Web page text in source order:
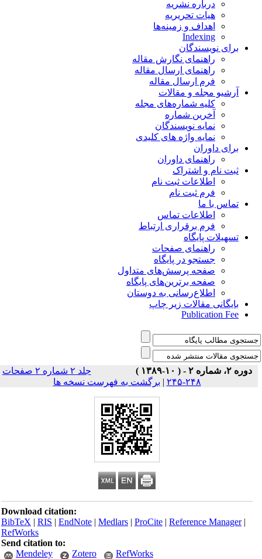
درباره نشریه
هیات تحریریه
اهداف و زمینه‌ها
Indexing
برای نویسندگان
راهنمای نگارش مقاله
راهنمای ارسال مقاله
فرم ارسال مقاله
آرشیو مجله و مقالات
کلیه شماره‌های مجله
آخرین شماره
نمایه نویسندگان
نمایه واژه های کلیدی
برای داوران
راهنمای داوران
ثبت نام و اشتراک
اطلاعات ثبت نام
فرم ثبت نام
تماس با ما
اطلاعات تماس
فرم برقراری ارتباط
تسهیلات پایگاه
راهنمای صفحات
جستجو در پایگاه
صفحه پرسش‌های متداول
صفحه برترین‌های پایگاه
اطلاع‌رسانی به دوستان
بایگانی مقالات زیر چاپ
Publication Fee
دوره ۲، شماره ۲ - ( ۱۰-۱۳۸۹ )
جلد ۲ شماره ۲ صفحات
۲۴۸-۲۴۵
|برگشت به فهرست نسخه ها
Download citation:
BibTeX|RIS|EndNote|Medlars|ProCite|Reference Manager
RefWorks
Send citation to:
Mendeley
Zotero RefWorks